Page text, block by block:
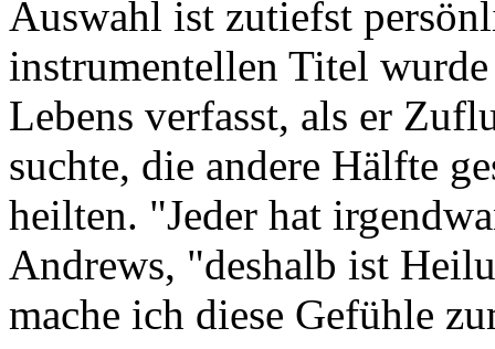
Auswahl ist zutiefst
instrumentellen Titel
Lebens verfasst, als er
suchte, die andere Hälfte
heilten. "Jeder hat
Andrews, "deshalb ist
mache ich diese Gefühle